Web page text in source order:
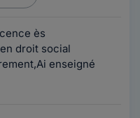
ès
droit social
enseigné